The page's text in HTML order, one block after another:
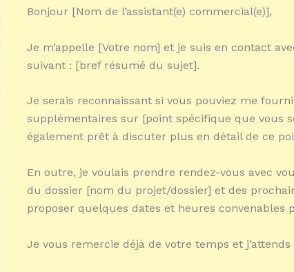
Bonjour [Nom de l’assistant(e) commercial(e)],
Je m’appelle [Votre nom] et je suis en contact
suivant : [bref résumé du sujet].
Je serais reconnaissant si vous pouviez me
supplémentaires sur [point spécifique que vous
également prêt à discuter plus en détail de ce
En outre, je voulais prendre rendez-vous avec
du dossier [nom du projet/dossier] et des
proposer quelques dates et heures convenables
Je vous remercie déjà de votre temps et